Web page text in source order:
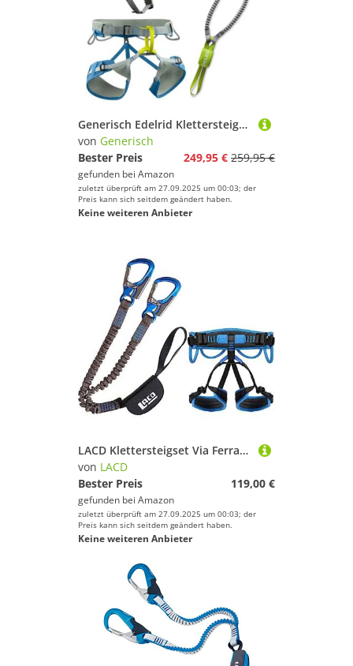
Generisch Edelrid Klettersteigset Cable Kit 6.0 + Gurt Jay inkblue + Helm Zodiac icemint (Größe M Taillenumfang 70-90cm Beinumfang 50-60cm)
von Generisch
Bester Preis
249,95 € 259,95 €
gefunden bei Amazon
zuletzt überprüft am 27.09.2025 um 00:03; der
Preis kann sich seitdem geändert haben.
Keine weiteren Anbieter
LACD Klettersteigset Via Ferrata Pro Evo 3.0 Klettergurt Start (Größe S (Taille 68 – 100 cm, Bein 40 – 60 cm))
von LACD
Bester Preis
119,00 €
gefunden bei Amazon
zuletzt überprüft am 27.09.2025 um 00:03; der
Preis kann sich seitdem geändert haben.
Keine weiteren Anbieter